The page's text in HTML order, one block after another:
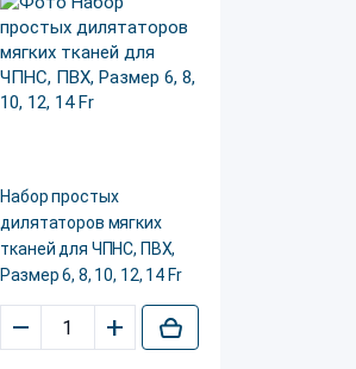
Набор простых
дилятаторов мягких
тканей для ЧПНС, ПВХ,
Размер 6, 8, 10, 12, 14 Fr
– +